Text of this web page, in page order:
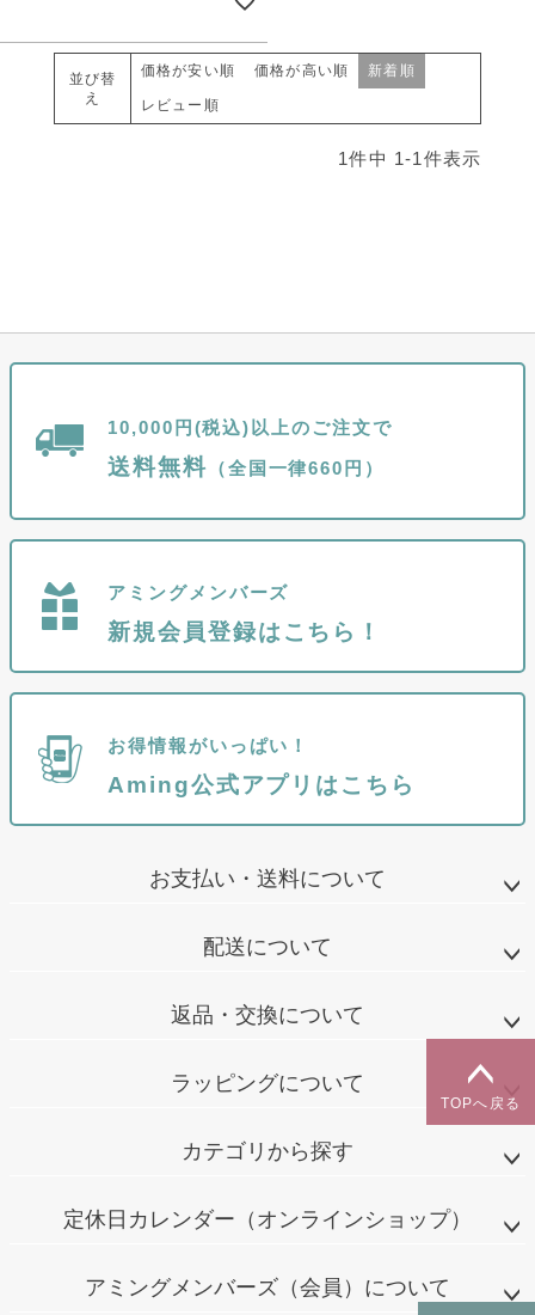
並び替
え
価格が安い順 価格が高い順 新着順
レビュー順
1件中 1-1件表示
TOPへ戻る
10,000円(税込)以上のご注文で
送料無料 （全国一律660円）
アミングメンバーズ
新規会員登録はこちら！
お得情報がいっぱい！
Aming公式アプリはこちら
お支払い・送料について
配送について
返品・交換について
ラッピングについて
カテゴリから探す
定休日カレンダー（オンラインショップ）
アミングメンバーズ（会員）について